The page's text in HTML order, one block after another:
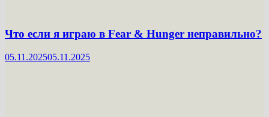
Что если я играю в Fear & Hunger неправильно?
05.11.202505.11.2025